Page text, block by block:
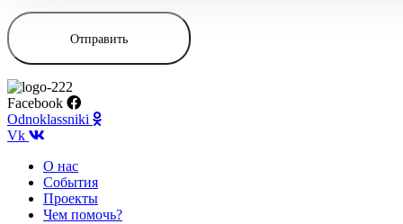
Facebook
Odnoklassniki
Vk
О нас
События
Проекты
Чем помочь?